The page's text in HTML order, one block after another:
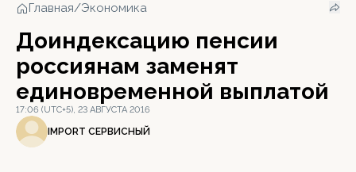
Главная/Экономика
Доиндексацию пенсии
россиянам заменят
единовременной выплатой
17:06 (UTC+5), 23 АВГУСТА 2016
IMPORT СЕРВИСНЫЙ